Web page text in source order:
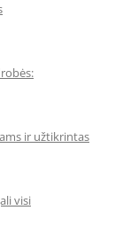
ir užtikrintas
visi